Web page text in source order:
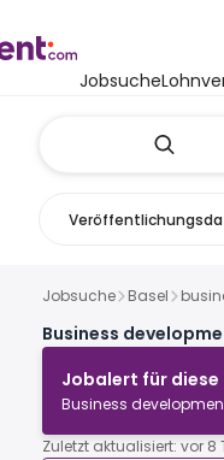
Jobsuche
Jobsuche Basel
Business
Jobalert für diese
Business
Zuletzt aktualisiert: vor 8